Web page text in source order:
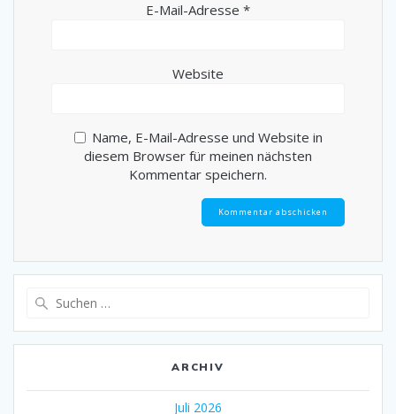
E-Mail-Adresse *
Website
Name, E-Mail-Adresse und Website in
diesem Browser für meinen nächsten
Kommentar speichern.
ARCHIV
Juli 2026